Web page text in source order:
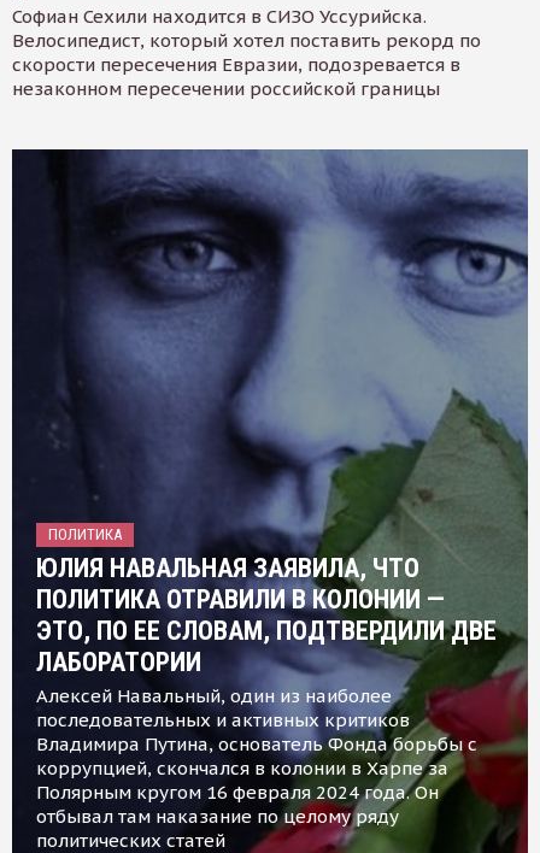
Софиан Сехили находится в СИЗО Уссурийска.
Велосипедист, который хотел поставить рекорд по
скорости пересечения Евразии, подозревается в
незаконном пересечении российской границы
ПОЛИТИКА
ЮЛИЯ НАВАЛЬНАЯ ЗАЯВИЛА, ЧТО
ПОЛИТИКА ОТРАВИЛИ В КОЛОНИИ —
ЭТО, ПО ЕЕ СЛОВАМ, ПОДТВЕРДИЛИ ДВЕ
ЛАБОРАТОРИИ
Алексей Навальный, один из наиболее
последовательных и активных критиков
Владимира Путина, основатель Фонда борьбы с
коррупцией, скончался в колонии в Харпе за
Полярным кругом 16 февраля 2024 года. Он
отбывал там наказание по целому ряду
политических статей